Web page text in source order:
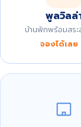
พูลวิลล่
บ้านพักพร้อมสร
จองได้เล